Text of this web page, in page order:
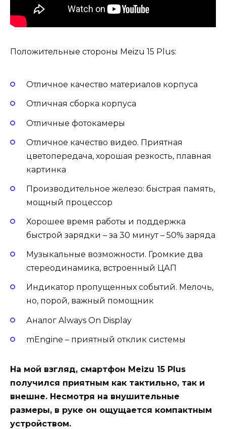
Положительные стороны Meizu 15 Plus:
Отличное качество материалов корпуса
Отличная сборка корпуса
Отличные фотокамеры
Отличное качество видео. Приятная
цветопередача, хорошая резкость, плавная
картинка
Производительное железо: быстрая память,
мощный процессор
Хорошее время работы и поддержка
быстрой зарядки – за 30 минут – 50% заряда
Музыкальные возможности. Громкие два
стереодинамика, встроенный ЦАП
Индикатор пропущенных событий. Мелочь,
но, порой, важный помощник
Аналог Always On Display
mEngine – приятный отклик системы
На мой взгляд, смартфон Meizu 15 Plus
получился приятным как тактильно, так и
внешне. Несмотря на внушительные
размеры, в руке он ощущается компактным
устройством.